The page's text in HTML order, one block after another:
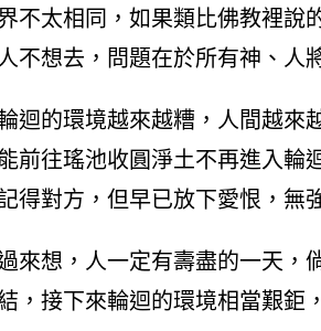
太相同，如果類比佛教裡說
想去，問題在於所有神、人
的環境越來越糟，人間越來
往瑤池收圓淨土不再進入輪
對方，但早已放下愛恨，無
想，人一定有壽盡的一天，
接下來輪迴的環境相當艱鉅